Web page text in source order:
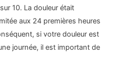
10. La douleur était
aux 24 premières heures
si votre douleur est
journée, il est important de